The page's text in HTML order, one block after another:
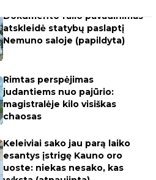
Dokumento failo pavadinimas
atskleidė statybų paslaptį
Nemuno saloje (papildyta)
Rimtas perspėjimas
judantiems nuo pajūrio:
magistralėje kilo visiškas
chaosas
Keleiviai sako jau parą laiko
esantys įstrigę Kauno oro
uoste: niekas nesako, kas